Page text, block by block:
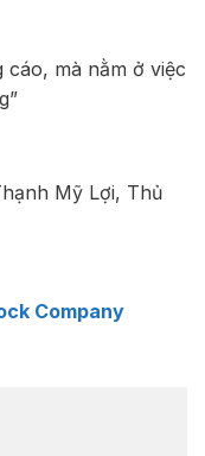
cáo, mà nằm ở việc
Mỹ Lợi, Thủ
Company